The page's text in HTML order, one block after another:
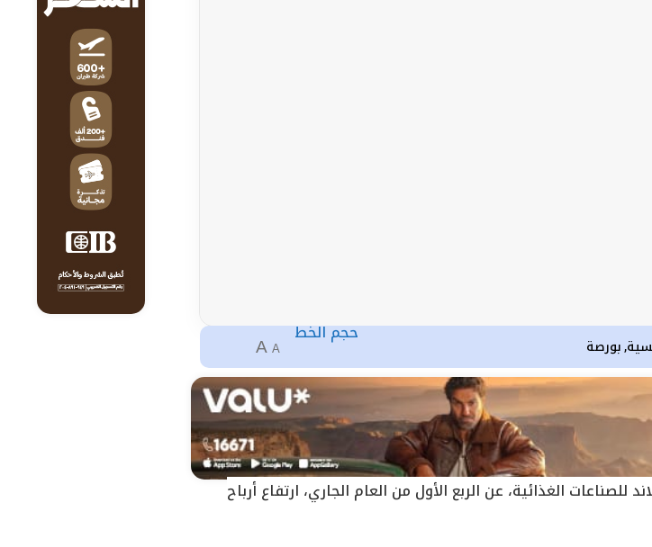
, بورصة
حجم الخط
A
A
الغذائية، عن الربع الأول من العام الجاري، ارتفاع أرباح